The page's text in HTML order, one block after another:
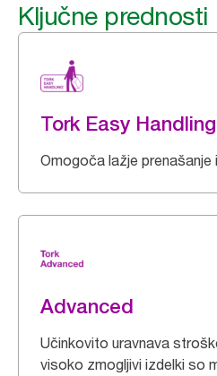
Ključne prednosti
Tork Easy
Omogoča lažje prenašanje
Advanced
Učinkovito uravnava
visoko zmogljivi izdelki so